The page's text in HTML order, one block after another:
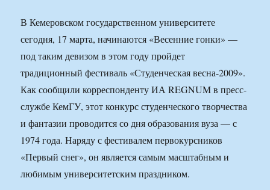
В Кемеровском государственном университете
сегодня, 17 марта, начинаются «Весенние гонки» —
под таким девизом в этом году пройдет
традиционный фестиваль «Студенческая весна-2009».
Как сообщили корреспонденту ИА REGNUM в пресс-
службе КемГУ, этот конкурс студенческого творчества
и фантазии проводится со дня образования вуза — с
1974 года. Наряду с фестивалем первокурсников
«Первый снег», он является самым масштабным и
любимым университетским праздником.